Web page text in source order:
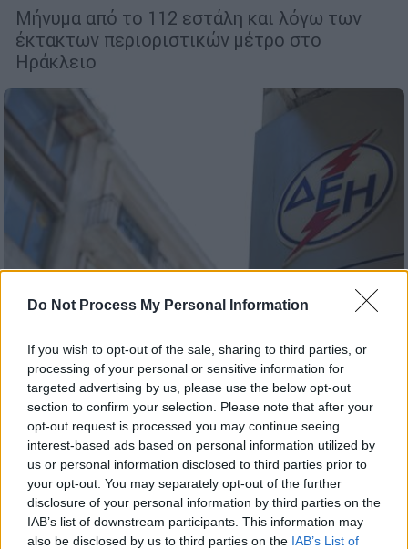
Do Not Process My Personal Information
If you wish to opt-out of the sale, sharing to third parties, or
processing of your personal or sensitive information for
targeted advertising by us, please use the below opt-out
section to confirm your selection. Please note that after your
opt-out request is processed you may continue seeing
interest-based ads based on personal information utilized by
us or personal information disclosed to third parties prior to
your opt-out. You may separately opt-out of the further
disclosure of your personal information by third parties on the
IAB’s list of downstream participants. This information may
also be disclosed by us to third parties on the IAB’s List of
Μήνυμα από το 112 εστάλη και λόγω των
έκτακτων περιοριστικών μέτρο στο
Ηράκλειο
Οικονομία|31.08.2020 22:41
Κοινωνικό τιμολόγιο ΔΕΗ: Τι πρέπει να
κάνουν οι δικαιούχοι - Τα έξι βήματα
Η ακριβής ημερομηνία των νέων αιτήσεων
για το νέο κοινωνικό τιμολόγιο της ΔΕΗ
αναμένεται να ανακοινωθεί στη σελίδα της
ΗΔΙΚΑ